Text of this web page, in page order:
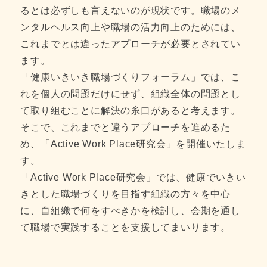
るとは必ずしも言えないのが現状です。職場のメ
ンタルヘルス向上や職場の活力向上のためには、
これまでとは違ったアプローチが必要とされてい
ます。
「健康いきいき職場づくりフォーラム」では、こ
れを個人の問題だけにせず、組織全体の問題とし
て取り組むことに解決の糸口があると考えます。
そこで、これまでと違うアプローチを進めるた
め、「Active Work Place研究会」を開催いたしま
す。
「Active Work Place研究会」では、健康でいきい
きとした職場づくりを目指す組織の方々を中心
に、自組織で何をすべきかを検討し、会期を通し
て職場で実践することを支援してまいります。